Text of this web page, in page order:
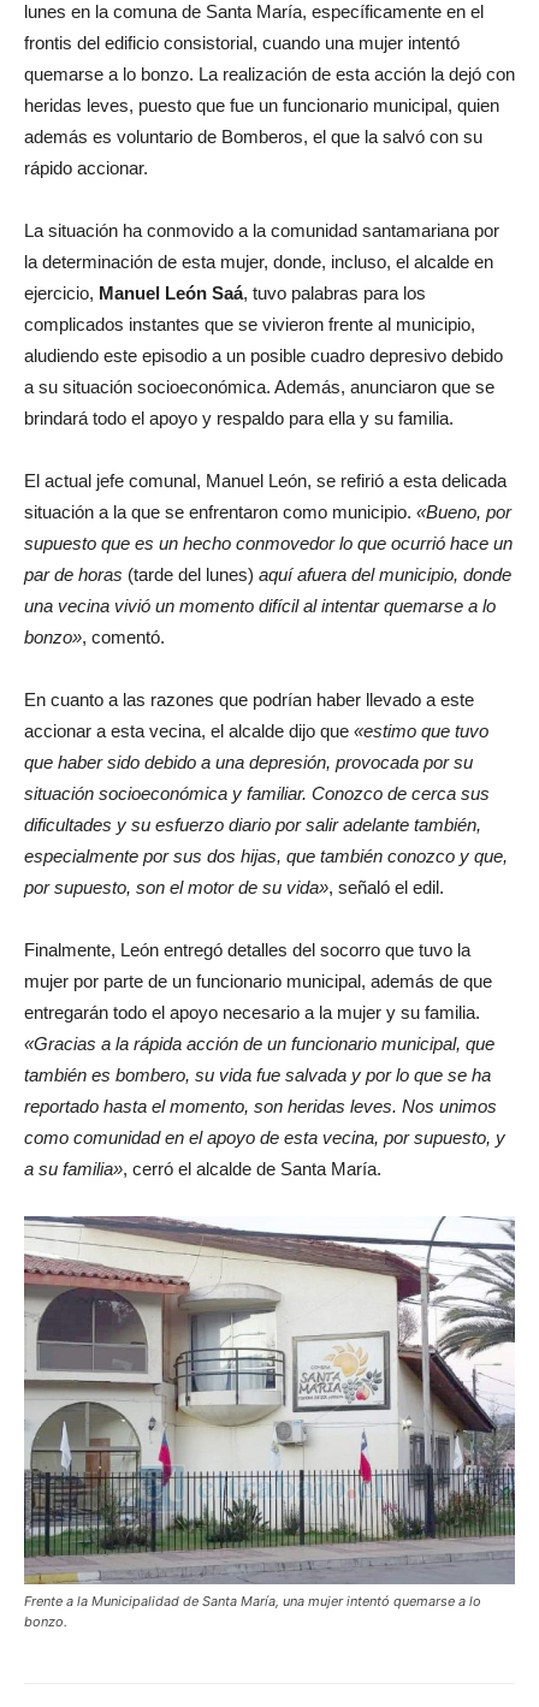
lunes en la comuna de Santa María, específicamente en el
frontis del edificio consistorial, cuando una mujer intentó
quemarse a lo bonzo. La realización de esta acción la dejó con
heridas leves, puesto que fue un funcionario municipal, quien
además es voluntario de Bomberos, el que la salvó con su
rápido accionar.
La situación ha conmovido a la comunidad santamariana por
la determinación de esta mujer, donde, incluso, el alcalde en
ejercicio, Manuel León Saá, tuvo palabras para los
complicados instantes que se vivieron frente al municipio,
aludiendo este episodio a un posible cuadro depresivo debido
a su situación socioeconómica. Además, anunciaron que se
brindará todo el apoyo y respaldo para ella y su familia.
El actual jefe comunal, Manuel León, se refirió a esta delicada
situación a la que se enfrentaron como municipio. «Bueno, por
supuesto que es un hecho conmovedor lo que ocurrió hace un
par de horas (tarde del lunes) aquí afuera del municipio, donde
una vecina vivió un momento difícil al intentar quemarse a lo
bonzo», comentó.
En cuanto a las razones que podrían haber llevado a este
accionar a esta vecina, el alcalde dijo que «estimo que tuvo
que haber sido debido a una depresión, provocada por su
situación socioeconómica y familiar. Conozco de cerca sus
dificultades y su esfuerzo diario por salir adelante también,
especialmente por sus dos hijas, que también conozco y que,
por supuesto, son el motor de su vida», señaló el edil.
Finalmente, León entregó detalles del socorro que tuvo la
mujer por parte de un funcionario municipal, además de que
entregarán todo el apoyo necesario a la mujer y su familia.
«Gracias a la rápida acción de un funcionario municipal, que
también es bombero, su vida fue salvada y por lo que se ha
reportado hasta el momento, son heridas leves. Nos unimos
como comunidad en el apoyo de esta vecina, por supuesto, y
a su familia», cerró el alcalde de Santa María.
Frente a la Municipalidad de Santa María, una mujer intentó quemarse a lo
bonzo.